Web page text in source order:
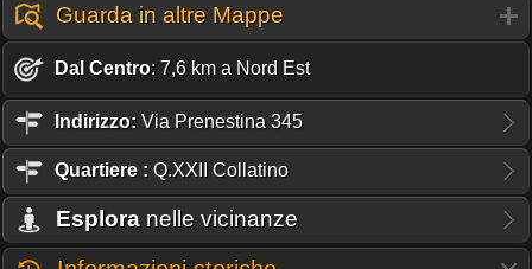
Guarda in altre Mappe
Dal Centro: 7,6 km a Nord Est
Indirizzo: Via Prenestina 345
Quartiere : Q.XXII Collatino
Esplora nelle vicinanze